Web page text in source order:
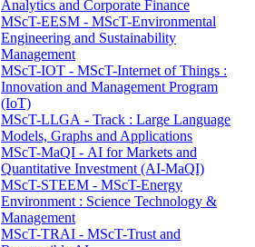
Analytics and Corporate Finance
MScT-EESM - MScT-Environmental
Engineering and Sustainability
Management
MScT-IOT - MScT-Internet of Things :
Innovation and Management Program
(IoT)
MScT-LLGA - Track : Large Language
Models, Graphs and Applications
MScT-MaQI - AI for Markets and
Quantitative Investment (AI-MaQI)
MScT-STEEM - MScT-Energy
Environment : Science Technology &
Management
MScT-TRAI - MScT-Trust and